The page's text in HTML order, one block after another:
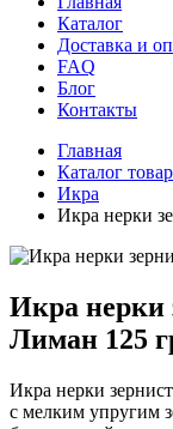
Каталог
Доставка и
FAQ
Блог
Контакты
Главная
Каталог
Икра
Икра нерки
Икра нерки
Лиман 125
Икра нерки
с мелким упругим